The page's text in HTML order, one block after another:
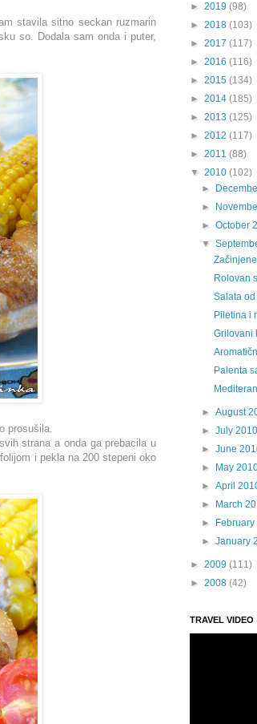
stavila sitno seckan ruzmarin
so. Dodala sam onda i puter,
prosušila.
strana a onda ga prebacila u
i pekla na 200 stepeni oko
► 2019 (98)
► 2018 (103)
► 2017 (117)
► 2016 (116)
► 2015 (134)
► 2014 (185)
► 2013 (125)
► 2012 (117)
► 2011 (88)
▼ 2010 (102)
►
►
►October
▼
Rolovan
Salata
Piletina i
Grilovani
Palenta
►August
►July
►June
►
May
►April
►
March
►
►January
► 2009 (111)
► 2008 (42)
TRAVEL VIDEO